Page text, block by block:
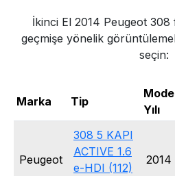
İkinci El 2014 Peugeot 308
geçmişe yönelik
seçin:
Marka Tip
Yılı
Peugeot
308 5 KAPI
ACTIVE 1.6
e-HDI (112)
2014